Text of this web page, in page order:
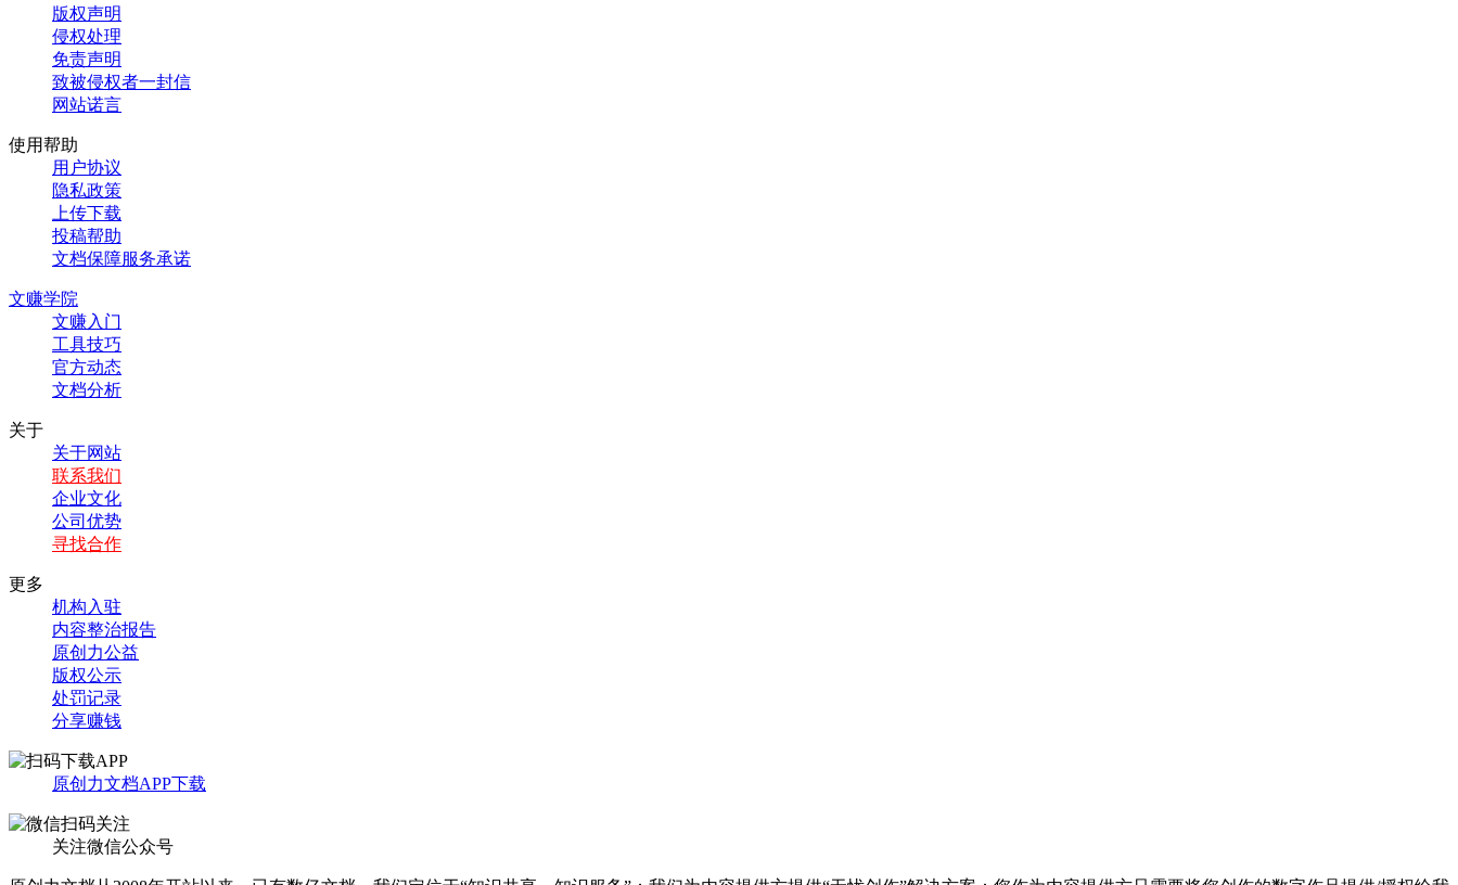
版权声明
侵权处理
免责声明
致被侵权者一封信
网站诺言
使用帮助
用户协议
隐私政策
上传下载
投稿帮助
文档保障服务承诺
文赚学院
文赚入门
工具技巧
官方动态
文档分析
关于
关于网站
联系我们
企业文化
公司优势
寻找合作
更多
机构入驻
内容整治报告
原创力公益
版权公示
处罚记录
分享赚钱
原创力文档APP下载
关注微信公众号